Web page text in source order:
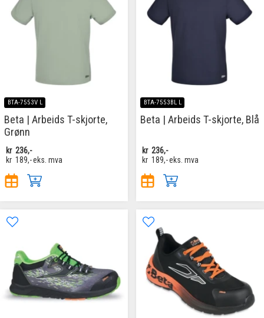
BTA-7553V L
Beta | Arbeids T-skjorte,
Grønn
kr 236,-
kr 189,-eks. mva
BTA-7553BL L
Beta | Arbeids T-skjorte, Blå
kr 236,-
kr 189,-eks. mva